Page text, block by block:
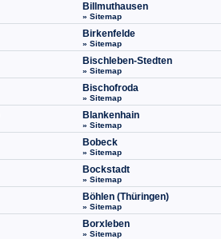
Billmuthausen
» Sitemap
Birkenfelde
» Sitemap
Bischleben-Stedten
» Sitemap
Bischofroda
» Sitemap
Blankenhain
» Sitemap
Bobeck
» Sitemap
Bockstadt
» Sitemap
Böhlen (Thüringen)
» Sitemap
Borxleben
» Sitemap